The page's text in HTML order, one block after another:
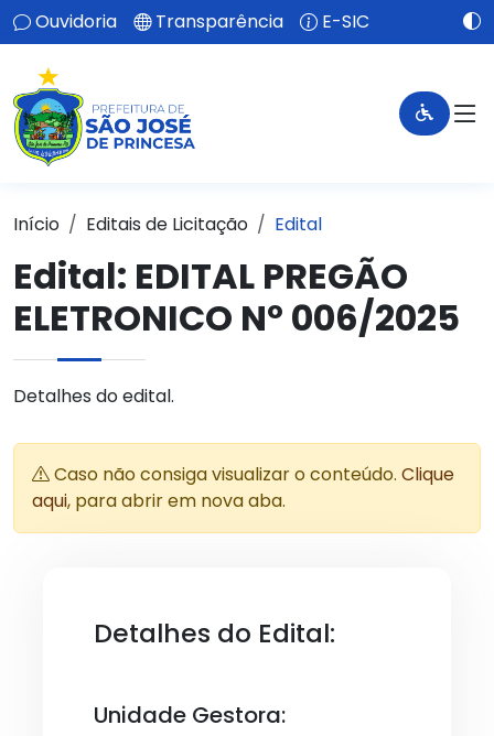
Ouvidoria Transparência E-SIC
Início Editais de Licitação Edital
Edital: EDITAL PREGÃO
ELETRONICO Nº 006/2025
Detalhes do edital.
Caso não consiga visualizar o conteúdo. Clique
aqui, para abrir em nova aba.
Detalhes do Edital:
Unidade Gestora: